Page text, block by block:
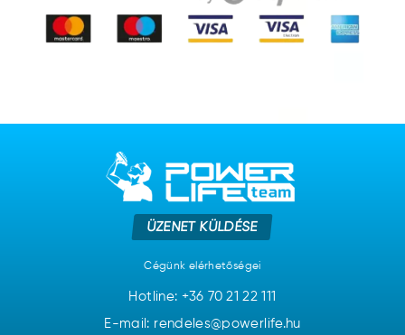
ÜZENET KÜLDÉSE
Cégünk elérhetőségei
Hotline: +36 70 21 22 111
E-mail: rendeles@powerlife.hu